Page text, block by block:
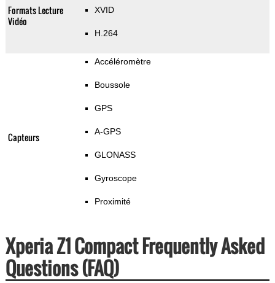
Formats Lecture
Vidéo
XVID
H.264
Capteurs
Accéléromètre
Boussole
GPS
A-GPS
GLONASS
Gyroscope
Proximité
Xperia Z1 Compact Frequently Asked
Questions (FAQ)